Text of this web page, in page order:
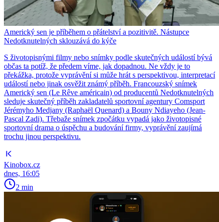
Americký sen je příběhem o přátelství a pozitivitě. Nástupce
Nedotknutelných sklouzává do kýče
S životopisnými filmy nebo snímky podle skutečných událostí bývá
občas ta potíž, že předem víme, jak dopadnou. Ne vždy je to
překážka, protože vyprávění si může hrát s perspektivou, interpretací
událostí nebo jinak osvěžit známý příběh. Francouzský snímek
Americký sen (Le Rêve américain) od producentů Nedotknutelných
sleduje skutečný příběh zakladatelů sportovní agentury Comsport
Jérémyho Medjany (Raphaël Quenard) a Bouny Ndiayeho (Jean-
Pascal Zadi). Třebaže snímek zpočátku vypadá jako životopisné
sportovní drama o úspěchu a budování firmy, vyprávění zaujímá
trochu jinou perspektivu.
Kinobox.cz
dnes, 16:05
2 min